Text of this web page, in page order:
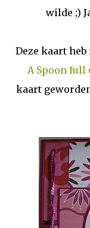
wilde ;)
Deze kaart
A Spoon full
kaart